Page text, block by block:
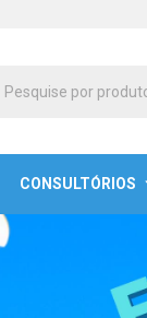
CONSULTÓRIOS